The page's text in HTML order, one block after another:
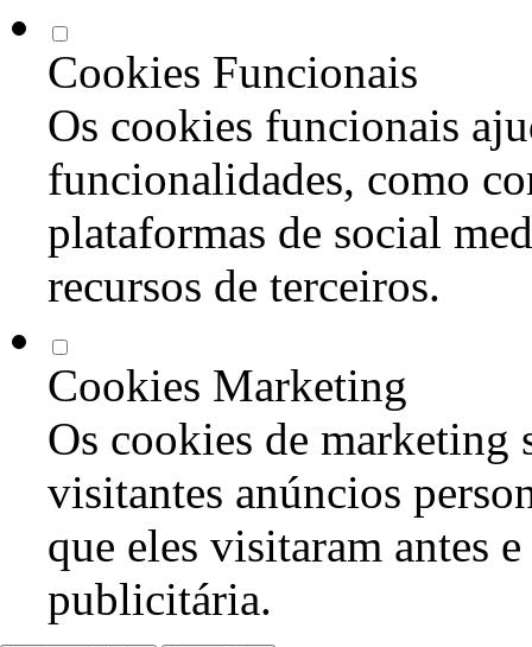
Cookies Funcionais
Os cookies funcionais
funcionalidades, como
plataformas de social
recursos de terceiros.
Cookies Marketing
Os cookies de marketing
visitantes anúncios
que eles visitaram antes
publicitária.